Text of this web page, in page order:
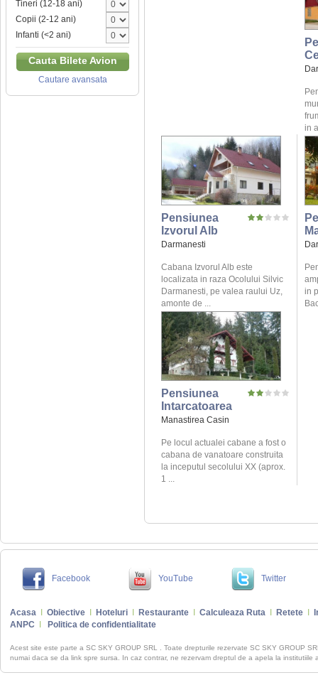
Tineri (12-18 ani)
Copii (2-12 ani)
Infanti (<2 ani)
Cauta Bilete Avion
Cautare avansata
in
Pensiunea
Izvorul Alb
Darmanesti
Cabana Izvorul Alb este
localizata in raza Ocolului Silvic
Darmanesti, pe valea raului Uz,
amonte de ...
in
Pensiunea
Intarcatoarea
Manastirea Casin
Pe locul actualei cabane a fost o
cabana de vanatoare construita
la inceputul secolului XX (aprox.
1 ...
Facebook YouTube Twitter
Acasa Obiective Hoteluri Restaurante Calculeaza Ruta Retete
ANPC
Politica de confidentialitate
Acest site este parte a SC SKY GROUP SRL . Toate drepturile rezervate SC SKY GROUP
numai daca se da link spre sursa. In caz contrar, ne rezervam dreptul de a apela la institutiile